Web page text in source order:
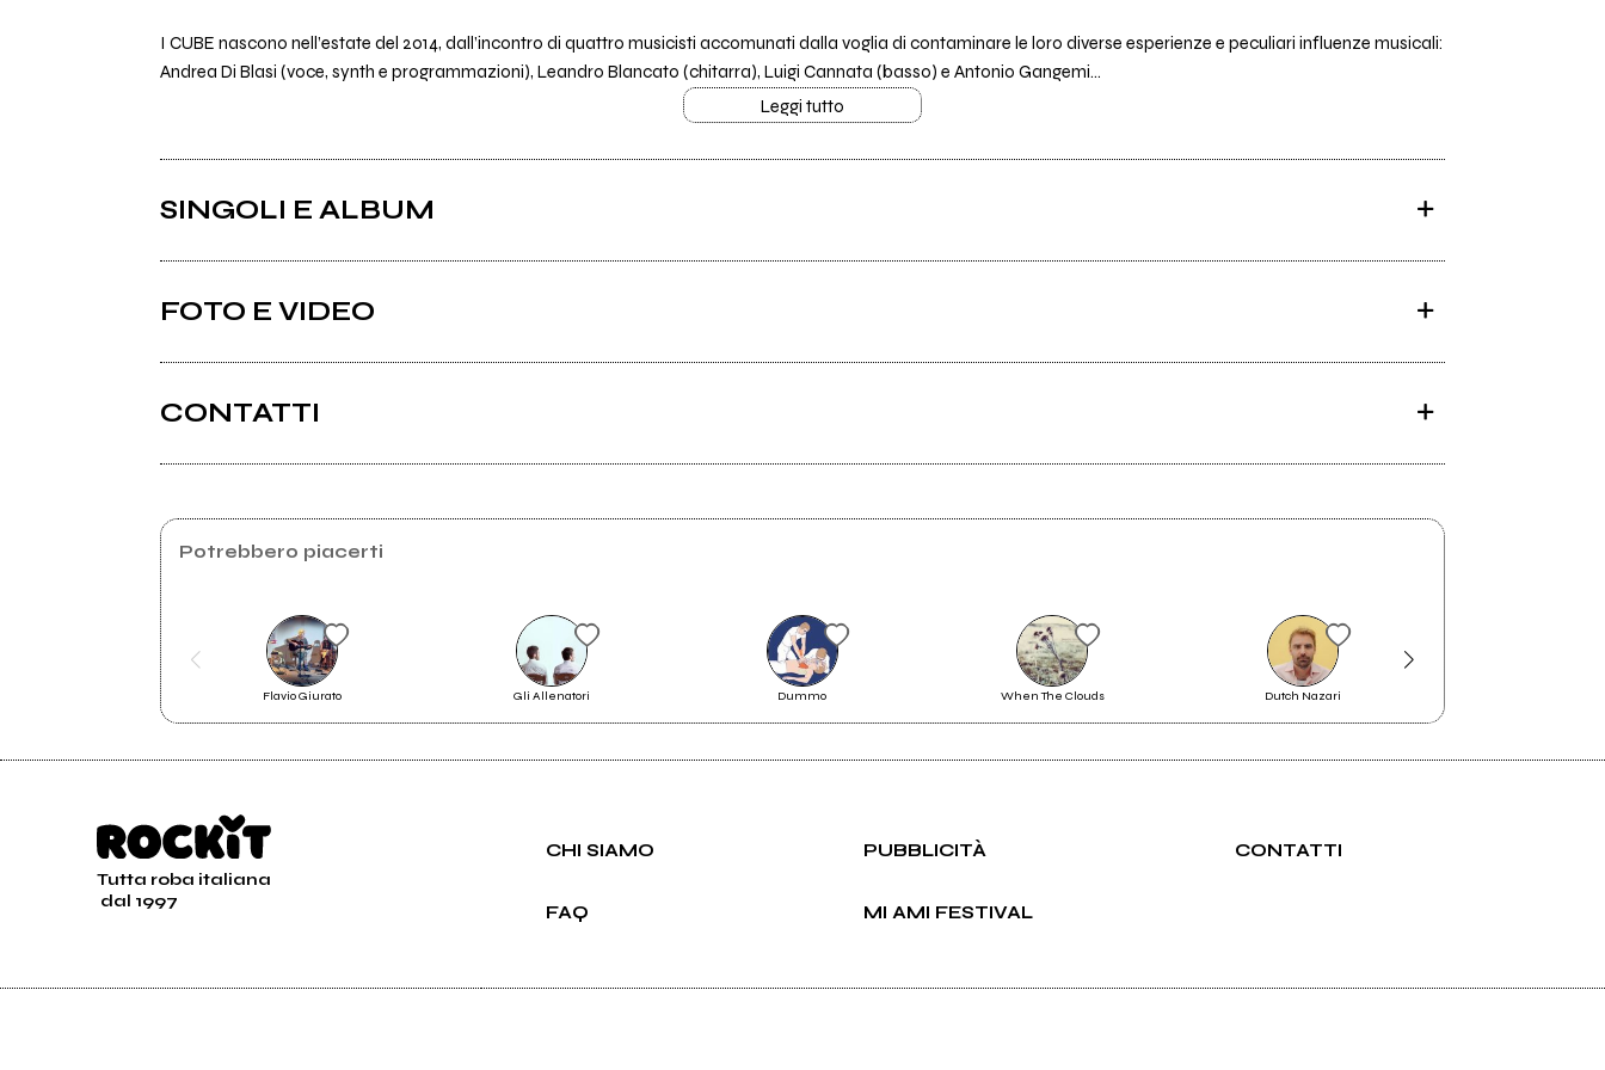
I CUBE nascono nell’estate del 2014, dall’incontro di quattro musicisti accomunati dalla voglia di contaminare le loro diverse esperienze e peculiari influenze musicali:
Andrea Di Blasi (voce, synth e programmazioni), Leandro Blancato (chitarra), Luigi Cannata (basso) e Antonio Gangemi...
Leggi tutto
SINGOLI E ALBUM
2018
Cube
FOTO E VIDEO
Si Alza Il Vento
CONTATTI
Seahorserecordings.com
Scrivi agli amministratori della pagina.
Potrebbero piacerti
Flavio Giurato Gli Allenatori Dummo When The Clouds Dutch Nazari
Tutta roba italiana
dal 1997
CHI SIAMO PUBBLICITÀ CONTATTI
FAQ MI AMI FESTIVAL